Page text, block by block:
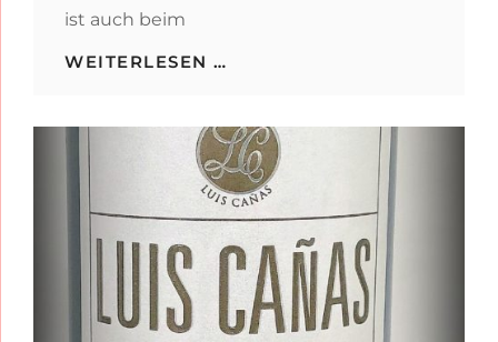
ist auch beim
WEITERLESEN …
RESERVA